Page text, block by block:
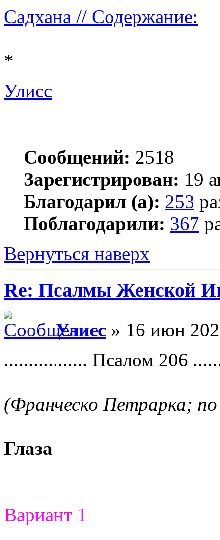
Садхана // Содержание:
*
Улисс
Сообщений: 2518
Зарегистрирован: 19
Благодарил (а): 253
Поблагодарили: 367
Вернуться наверх
Re: Псалмы Женской
Улисс » 16 июн
................. Псалом 206
(Франческо Петрарка;
Глаза
Вариант 1